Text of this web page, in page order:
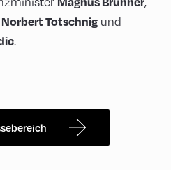
Norbert Totschnig und
.